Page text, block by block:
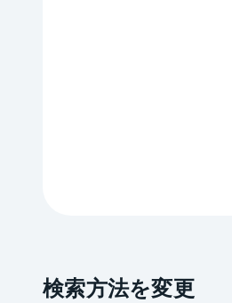
検索方法を変更